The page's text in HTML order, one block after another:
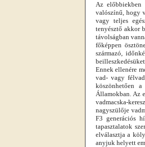
Az
valószínű, hogy
vagy teljes
tenyésztő akkor
távolságban
főképpen
származó,
Ennek ellenére
vad- vagy
köszönhetően
Államokban. Az
vadmacska-
nagyszülője
F3 generációs
tapasztalatok
elválasztja a
anyjuk helyett